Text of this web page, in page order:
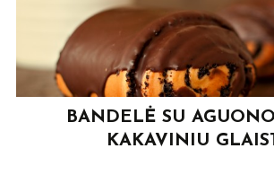
BANDELĖ SU
KAKAVINIU